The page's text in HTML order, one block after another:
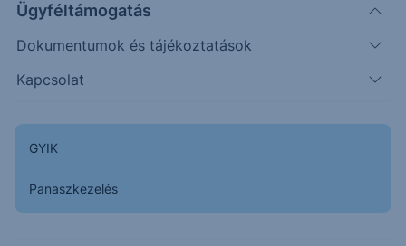
Ügyféltámogatás
Dokumentumok és tájékoztatások
Kapcsolat
GYIK
Panaszkezelés
A havonta érkező termékek között találsz olyat, ahol a
kiválasztott mögöttes piac vagy termékek negatív
részesülhetsz, vagy éppen tőkevédelem mellett érhetsz
Mi az a Strukturált értékpapír?